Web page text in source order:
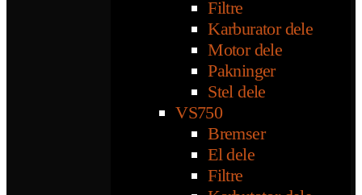
Filtre
Karburator dele
Motor dele
Pakninger
Stel dele
VS750
Bremser
El dele
Filtre